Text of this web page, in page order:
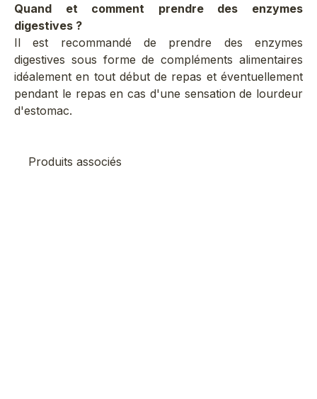
Quand et comment prendre des enzymes
digestives ?
Il est recommandé de prendre des enzymes
digestives sous forme de compléments alimentaires
idéalement en tout début de repas et éventuellement
pendant le repas en cas d'une sensation de lourdeur
d'estomac.
Produits associés